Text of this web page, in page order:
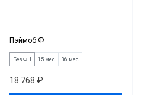
Пэймоб Ф
Без ФН 15 мес 36 мес
18 768 ₽